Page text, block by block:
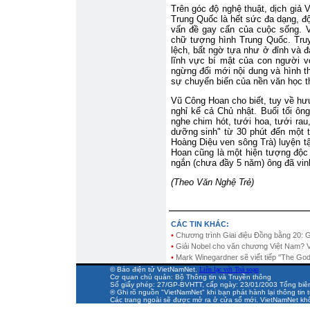
Trên góc độ nghệ thuật, dịch giả
Trung Quốc là hết sức đa dạng,
vấn đề gay cấn của cuộc sống.
chữ tượng hình Trung Quốc.
lệch, bất ngờ tựa như ở đỉnh và
lĩnh vực bí mật của con người
ngừng đổi mới nội dung và hình
sự chuyển biến của nền văn học
Vũ Công Hoan cho biết, tuy về
nghỉ kể cả Chủ nhật. Buổi tối
nghe chim hót, tưới hoa, tưới
dưỡng sinh" từ 30 phút đến một
Hoàng Diệu ven sông Trà) luyện
Hoan cũng là một hiện tượng
ngắn (chưa đầy 5 năm) ông đã
(Theo Văn Nghệ Trẻ)
CÁC TIN KHÁC:
• Chương trình Giai điệu Đồng bằng 20:
• Giải Nobel cho văn chương Việt
• Mark Winegardner sẽ viết tiếp ''The
© Báo điện tử VietNamNet. Liên lạc với Toà soạn
Cơ quan chủ quản: Bộ Thông tin và Truyền thông
Số giấy phép: 27/GP-BVHTT, cấp ngày: 23/01/2003 Tổng
® Ghi rõ nguồn "VietNamNet" khi bạn phát hành lại thông tin
Các trang ngoài sẽ được mở ra ở cửa sổ mới. VietNamNet